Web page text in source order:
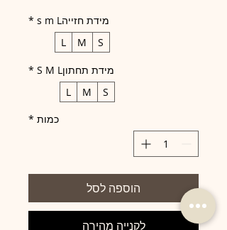
מידת חזייהs m L
*
S
M
L
מידת תחתוןS M L
*
S
M
L
כמות *
הוספה לסל
לקנייה מהירה